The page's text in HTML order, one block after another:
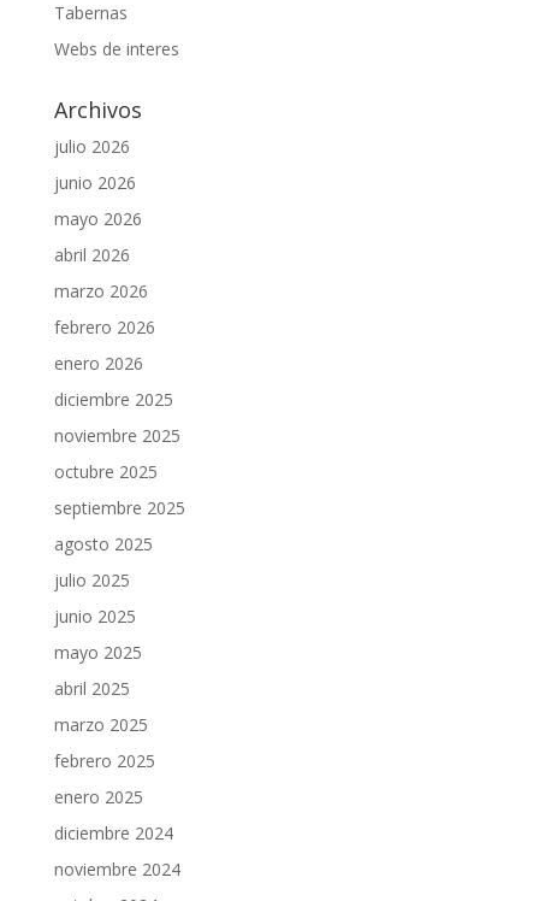
Tabernas
Webs de interes
Archivos
julio 2026
junio 2026
mayo 2026
abril 2026
marzo 2026
febrero 2026
enero 2026
diciembre 2025
noviembre 2025
octubre 2025
septiembre 2025
agosto 2025
julio 2025
junio 2025
mayo 2025
abril 2025
marzo 2025
febrero 2025
enero 2025
diciembre 2024
noviembre 2024